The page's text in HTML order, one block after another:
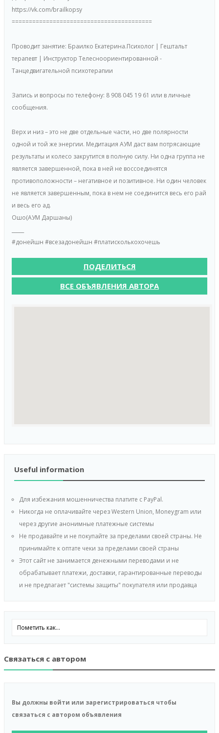
https://vk.com/brailkopsy
=========================================
Проводит занятие: Браилко Екатерина.Психолог | Гештальт
терапевт | Инструктор Телесноориентированной -
Танцедвигательной психотерапии
Запись и вопросы по телефону: 8 908 045 19 61 или в личные
сообщения.
Верх и низ – это не две отдельные части, но две полярности
одной и той же энергии. Медитация АУМ даст вам потрясающие
результаты и колесо закрутится в полную силу. Ни одна группа не
является завершенной, пока в ней не воссоединятся
противоположности – негативное и позитивное. Ни один человек
не является завершенным, пока в нем не соединится весь его рай
и весь его ад.
Ошо(АУМ Даршаны)
#донейшн #всезадонейшн #платисколькохочешь
ПОДЕЛИТЬСЯ
ВСЕ ОБЪЯВЛЕНИЯ АВТОРА
Useful information
Для избежания мошенничества платите с PayPal.
Никогда не оплачивайте через Western Union, Moneygram или
через другие анонимные платежные системы
Не продавайте и не покупайте за пределами своей страны. Не
принимайте к оптате чеки за пределами своей страны
Этот сайт не занимается денежными переводами и не
обрабатывает платежи, доставки, гарантированные переводы
и не предлагает "системы защиты" покупателя или продавца
Связаться с автором
Вы должны войти или зарегистрироваться чтобы
связаться с автором объявления